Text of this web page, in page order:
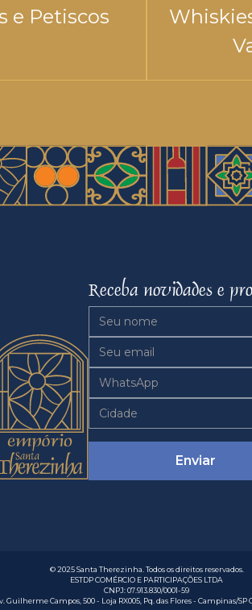
e Petiscos
Receba novidades e
© 2025 Santa Therezinha. Todos os direitos reservados.
ESTDP COMÉRCIO E PARTICIPAÇÕES LTDA
CNPJ: 07.913.830/0001-59
Guilherme Campos, 500 - Loja RX005, Pq. das Flores - Campinas/SP